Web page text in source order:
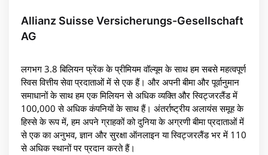
Allianz Suisse Versicherungs-Gesellschaft
AG
लगभग 3.8 बिलियन फ्रेंक के प्रीमियम वॉल्यूम के साथ हम सबसे महत्वपूर्ण
स्विस वित्तीय सेवा प्रदाताओं में से एक हैं। और अपनी बीमा और पूर्वानुमान
समाधानों के साथ हम एक मिलियन से अधिक व्यक्ति और स्विट्जरलैंड में
100,000 से अधिक कंपनियों के साथ हैं। अंतर्राष्ट्रीय अलायंस समूह के
हिस्से के रूप में, हम अपने ग्राहकों को दुनिया के अग्रणी बीमा प्रदाताओं में
से एक का अनुभव, ज्ञान और सुरक्षा ऑनलाइन या स्विट्जरलैंड भर में 110
से अधिक स्थानों पर प्रदान करते हैं।